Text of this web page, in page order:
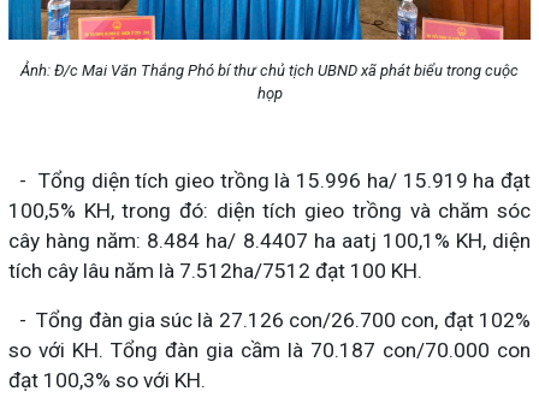
Ảnh: Đ/c Mai Văn Thắng Phó bí thư chủ tịch UBND xã phát biểu trong cuộc
họp
- Tổng diện tích gieo trồng là 15.996 ha/ 15.919 ha đạt
100,5% KH, trong đó: diện tích gieo trồng và chăm sóc
cây hàng năm: 8.484 ha/ 8.4407 ha aatj 100,1% KH, diện
tích cây lâu năm là 7.512ha/7512 đạt 100 KH.
- Tổng đàn gia súc là 27.126 con/26.700 con, đạt 102%
so với KH. Tổng đàn gia cầm là 70.187 con/70.000 con
đạt 100,3% so với KH.